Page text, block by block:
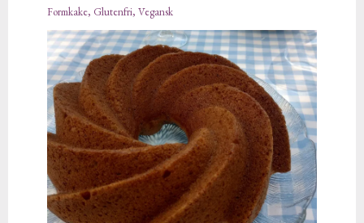
Formkake, Glutenfri, Vegansk
i
randform